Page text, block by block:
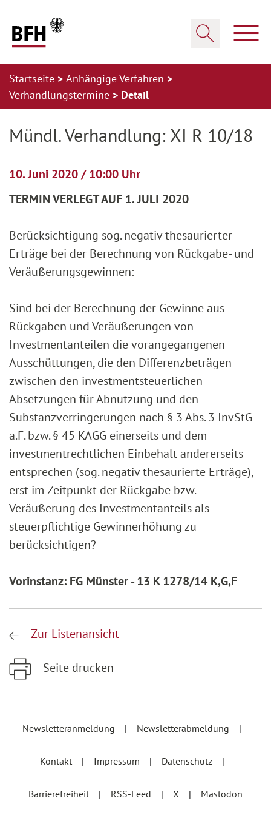
Startseite
Anhängige Verfahren
Verhandlungstermine
Detail
Mündl. Verhandlung: XI R 10/18
10. Juni 2020 / 10:00 Uhr
TERMIN VERLEGT AUF 1. JULI 2020
Berücksichtigung sog. negativ thesaurierter
Erträge bei der Berechnung von Rückgabe- und
Veräußerungsgewinnen:
Sind bei der Berechnung der Gewinne aus
Rückgaben und Veräußerungen von
Investmentanteilen die vorangegangenen
Ausschüttungen, die den Differenzbeträgen
zwischen den investmentsteuerlichen
Absetzungen für Abnutzung und den
Substanzverringerungen nach § 3 Abs. 3 InvStG
a.F. bzw. § 45 KAGG einerseits und dem
investmentrechtlichen Einbehalt andererseits
entsprechen (sog. negativ thesaurierte Erträge),
erst im Zeitpunkt der Rückgabe bzw.
Veräußerung des Investmentanteils als
steuerpflichtige Gewinnerhöhung zu
berücksichtigen?
Vorinstanz: FG Münster - 13 K 1278/14 K,G,F
Zur Listenansicht
Seite drucken
Newsletteranmeldung
Newsletterabmeldung
Kontakt Impressum Datenschutz
Barrierefreiheit RSS-Feed X Mastodon